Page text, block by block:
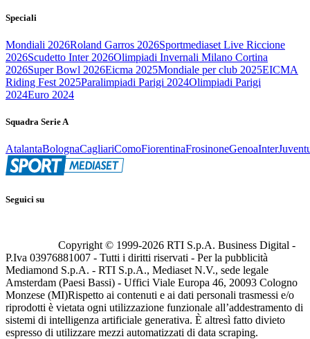
Speciali
Mondiali 2026Roland Garros 2026Sportmediaset Live Riccione
2026Scudetto Inter 2026Olimpiadi Invernali Milano Cortina
2026Super Bowl 2026Eicma 2025Mondiale per club 2025EICMA
Riding Fest 2025Paralimpiadi Parigi 2024Olimpiadi Parigi
2024Euro 2024
Squadra Serie A
AtalantaBolognaCagliariComoFiorentinaFrosinoneGenoaInter
Seguici su
Copyright © 1999-2026 RTI S.p.A. Business Digital -
P.Iva 03976881007 - Tutti i diritti riservati - Per la pubblicità
Mediamond S.p.A. - RTI S.p.A., Mediaset N.V., sede legale
Amsterdam (Paesi Bassi) - Uffici Viale Europa 46, 20093 Cologno
Monzese (MI)Rispetto ai contenuti e ai dati personali trasmessi e/o
riprodotti è vietata ogni utilizzazione funzionale all’addestramento di
sistemi di intelligenza artificiale generativa. È altresì fatto divieto
espresso di utilizzare mezzi automatizzati di data scraping.